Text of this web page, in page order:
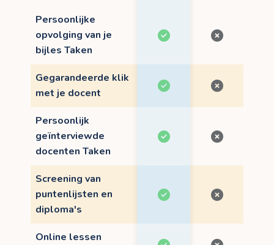
Persoonlijke
opvolging van je
bijles Taken
Gegarandeerde klik
met je docent
Persoonlijk
geïnterviewde
docenten Taken
Screening van
puntenlijsten en
diploma's
Online lessen